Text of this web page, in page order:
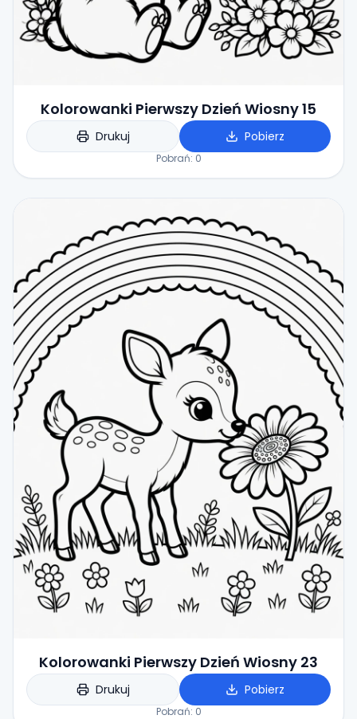
Kolorowanki Pierwszy Dzień Wiosny 15
Drukuj Pobierz
Pobrań: 0
Kolorowanki Pierwszy Dzień Wiosny 23
Drukuj Pobierz
Pobrań: 0